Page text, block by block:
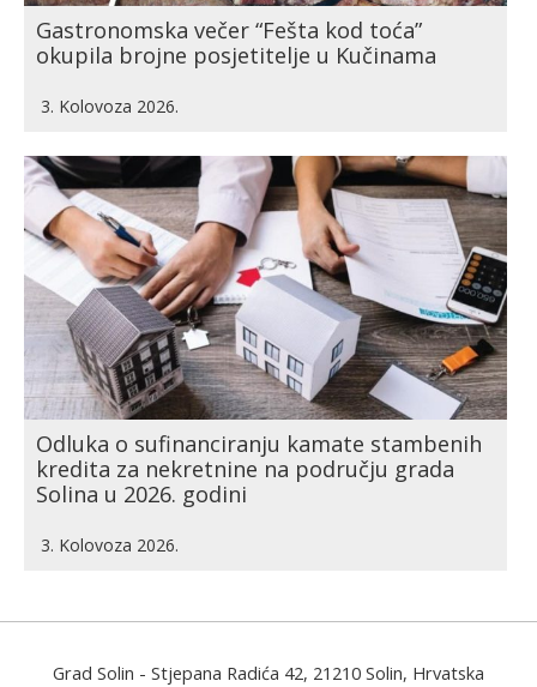
Gastronomska večer “Fešta kod toća”
okupila brojne posjetitelje u Kučinama
3. Kolovoza 2026.
Odluka o sufinanciranju kamate stambenih
kredita za nekretnine na području grada
Solina u 2026. godini
3. Kolovoza 2026.
Grad Solin - Stjepana Radića 42, 21210 Solin, Hrvatska